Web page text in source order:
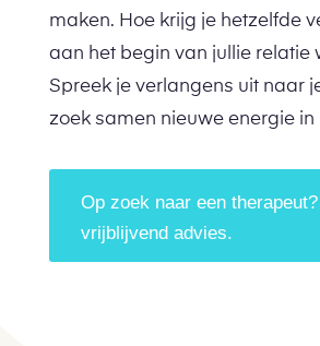
maken. Hoe krijg je hetzelfde
aan het begin van jullie relatie
Spreek je verlangens uit naar
zoek samen nieuwe energie in
Op zoek naar een
vrijblijvend advies.